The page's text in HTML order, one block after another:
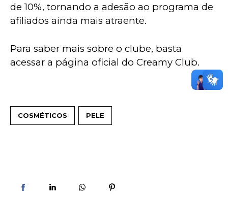
de 10%, tornando a adesão ao programa de
afiliados ainda mais atraente.
Para saber mais sobre o clube, basta
acessar a página oficial do Creamy Club.
COSMÉTICOS PELE